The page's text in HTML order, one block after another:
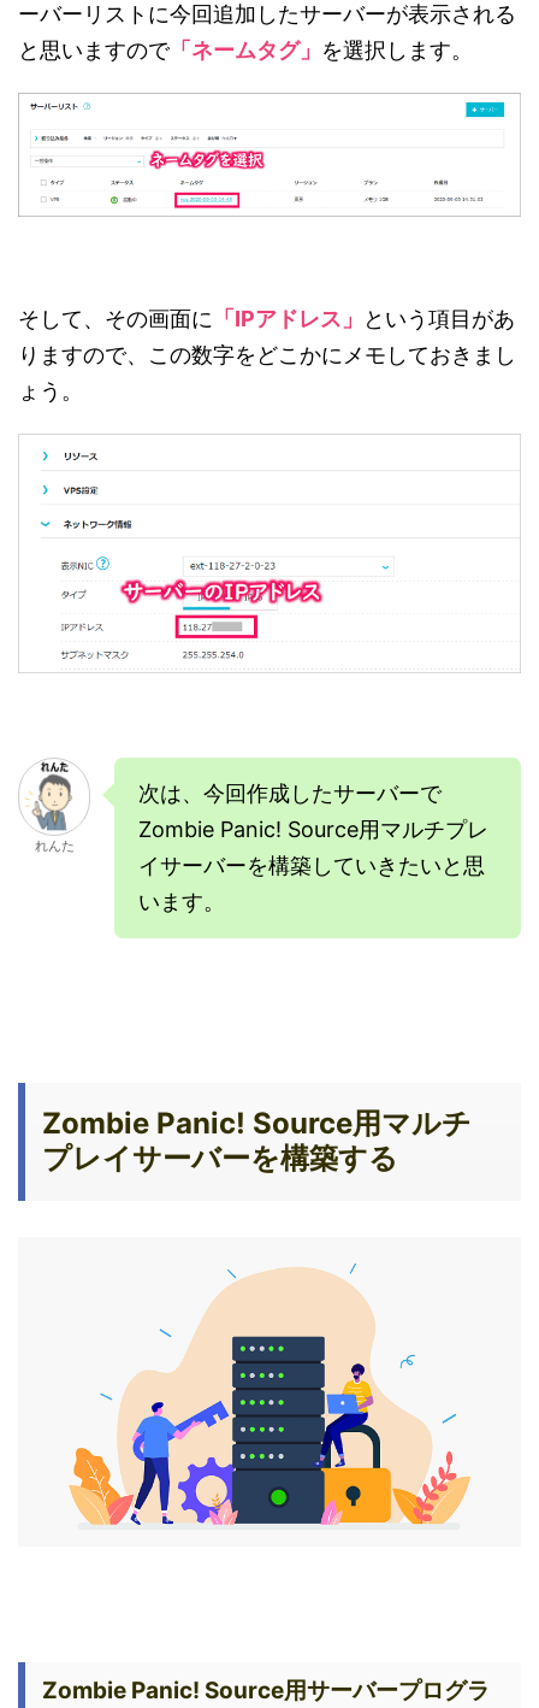
ーバーリストに今回追加したサーバーが表示される
と思いますので「ネームタグ」 を選択します。
そして、その画面に 「IPアドレス」
という項目があ
りますので、この数字をどこかにメモしておきまし
ょう。
れんた
次は、今回作成したサーバーで
Zombie Panic! Source用マルチプレ
イサーバーを構築していきたいと思
います。
Zombie Panic! Source用マルチ
プレイサーバーを構築する
Zombie Panic! Source用サーバープログラ